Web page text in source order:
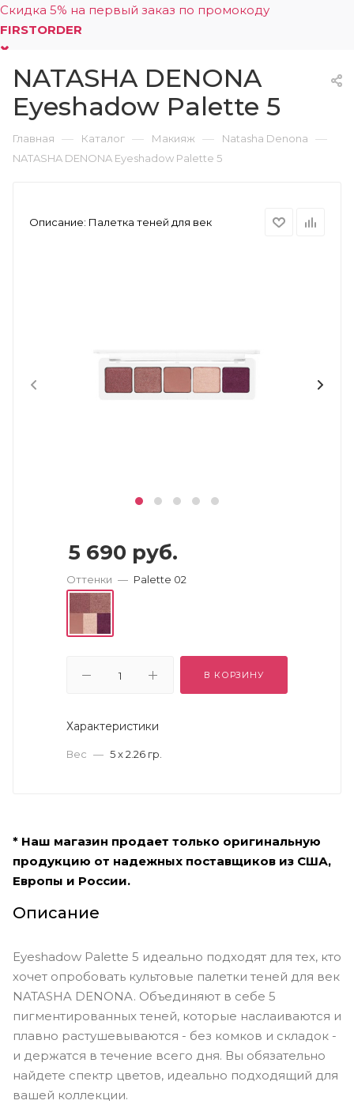
Скидка 5% на первый заказ по промокоду
FIRSTORDER
0
NATASHA DENONA
Eyeshadow Palette 5
Главная — Каталог — Макияж — Natasha Denona —
NATASHA DENONA Eyeshadow Palette 5
Описание: Палетка теней для век
5 690 руб.
Оттенки — Palette 02
В КОРЗИНУ
Характеристики
Вес — 5 x 2.26 гр.
* Наш магазин продает только оригинальную
продукцию от надежных поставщиков из США,
Европы и России.
Описание
Eyeshadow Palette 5 идеально подходят для тех, кто
хочет опробовать культовые палетки теней для век
NATASHA DENONA. Объединяют в себе 5
пигментированных теней, которые наслаиваются и
плавно растушевываются - без комков и складок -
и держатся в течение всего дня. Вы обязательно
найдете спектр цветов, идеально подходящий для
вашей коллекции.